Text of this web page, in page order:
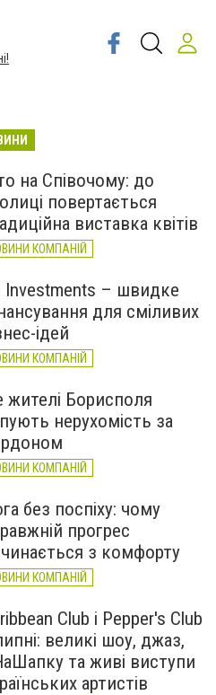
на Співочому: до
повертається
виставка квітів
КОМПАНІЙ
Investments – швидке
для сміливих
ідей
КОМПАНІЙ
жителі Борисполя
нерухомість за
КОМПАНІЙ
без поспіху: чому
прогрес
з комфорту
КОМПАНІЙ
Club і Pepper's Club
великі шоу, джаз,
та живі виступи
артистів